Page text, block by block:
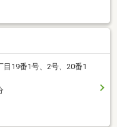
19番1号、2号、20番1